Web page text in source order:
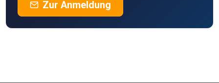
Zur Anmeldung